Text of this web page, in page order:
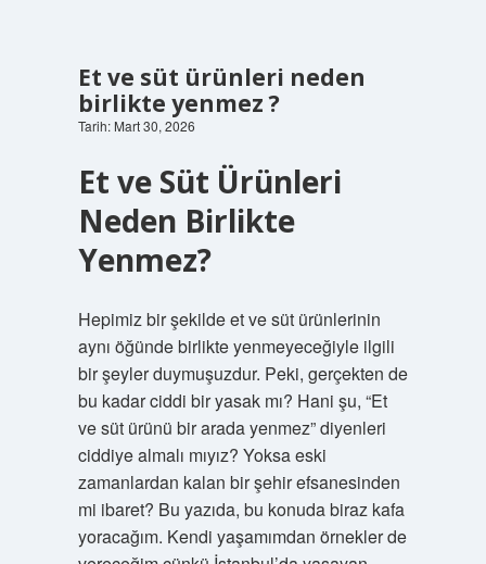
Et ve süt ürünleri neden
birlikte yenmez ?
Tarih: Mart 30, 2026
Et ve Süt Ürünleri
Neden Birlikte
Yenmez?
Hepimiz bir şekilde et ve süt ürünlerinin
aynı öğünde birlikte yenmeyeceğiyle ilgili
bir şeyler duymuşuzdur. Peki, gerçekten de
bu kadar ciddi bir yasak mı? Hani şu, “Et
ve süt ürünü bir arada yenmez” diyenleri
ciddiye almalı mıyız? Yoksa eski
zamanlardan kalan bir şehir efsanesinden
mi ibaret? Bu yazıda, bu konuda biraz kafa
yoracağım. Kendi yaşamımdan örnekler de